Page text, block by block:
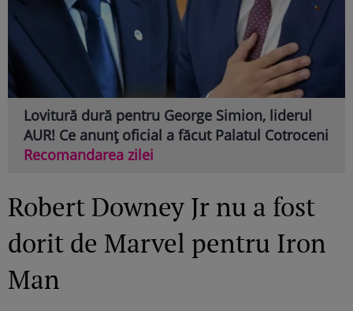
Lovitură dură pentru George Simion, liderul
AUR! Ce anunț oficial a făcut Palatul Cotroceni
Recomandarea zilei
Robert Downey Jr nu a fost
dorit de Marvel pentru Iron
Man